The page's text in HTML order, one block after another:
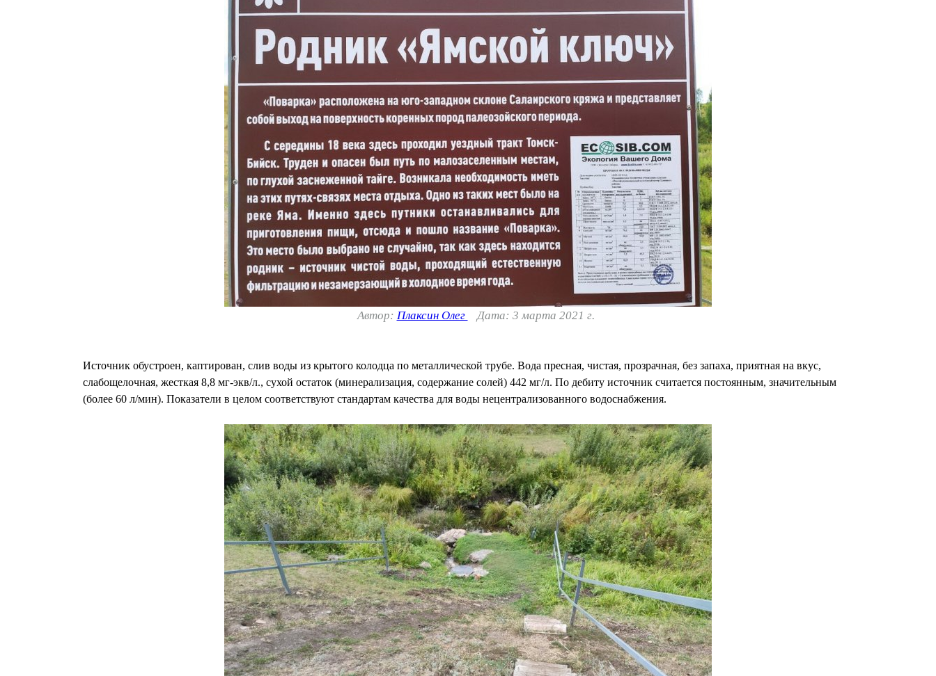
Автор: Плаксин Олег Дата: 3 марта 2021 г.
Источник обустроен, каптирован, слив воды из крытого колодца по металлической трубе. Вода пресная, чистая, прозрачная, без запаха, приятная на вкус,
слабощелочная, жесткая 8,8 мг-экв/л., сухой остаток (минерализация, содержание солей) 442 мг/л. По дебиту источник считается постоянным, значительным
(более 60 л/мин). Показатели в целом соответствуют стандартам качества для воды нецентрализованного водоснабжения.